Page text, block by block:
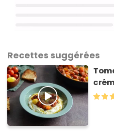
Recettes suggérées